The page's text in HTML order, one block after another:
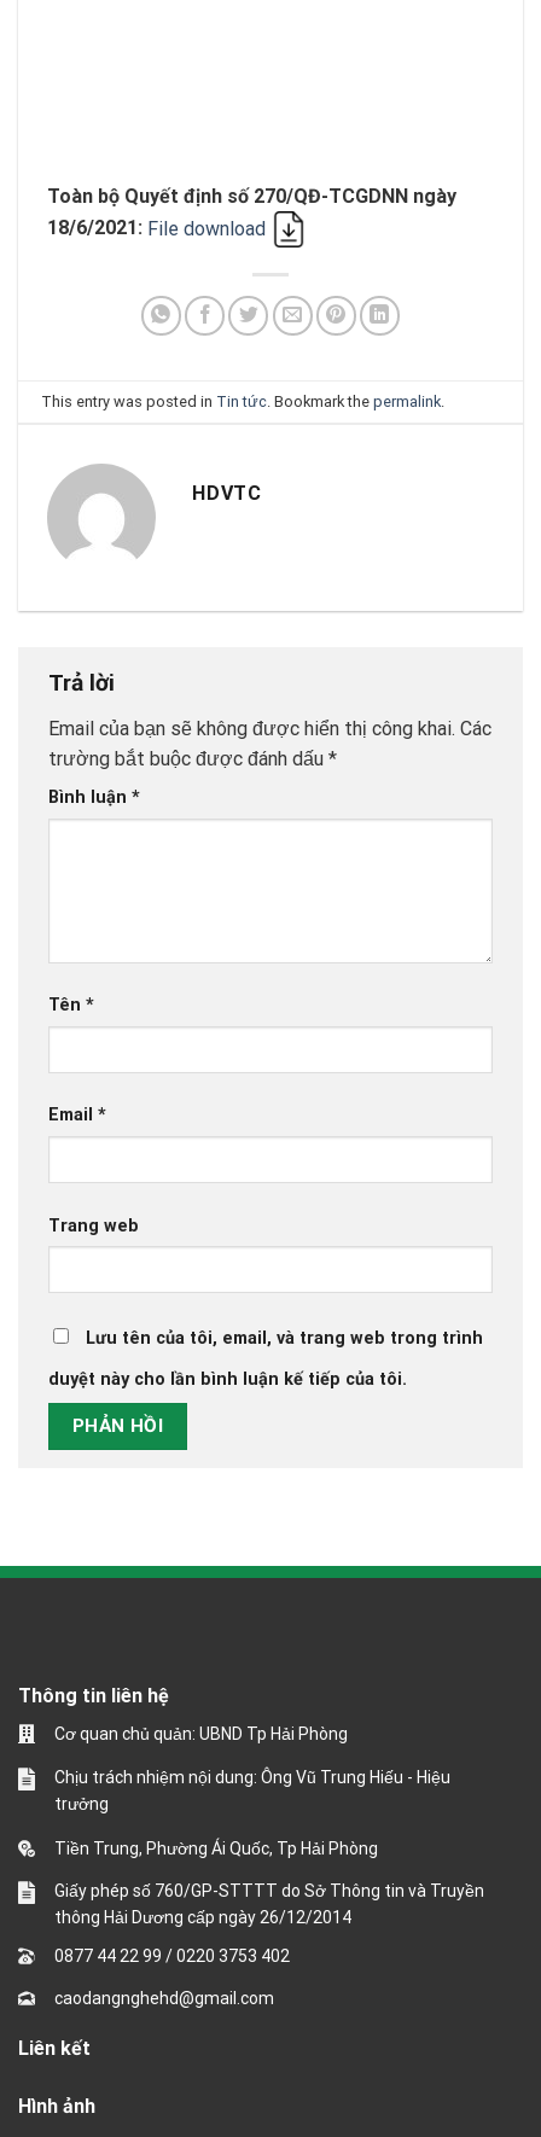
Toàn bộ Quyết định số 270/QĐ-TCGDNN ngày
18/6/2021: File download
This entry was posted in Tin tức . Bookmark thepermalink
HDVTC
Trả lời
Email của bạn sẽ không được hiển thị công khai. Các
trường bắt buộc được đánh dấu *
Bình luận *
Tên *
Email *
Trang web
Lưu tên của tôi, email, và trang web trong trình
duyệt này cho lần bình luận kế tiếp của tôi.
Thông tin liên hệ
Cơ quan chủ quản: UBND Tp Hải Phòng
Chịu trách nhiệm nội dung: Ông Vũ Trung Hiếu - Hiệu
trưởng
Tiền Trung, Phường Ái Quốc, Tp Hải Phòng
Giấy phép số 760/GP-STTTT do Sở Thông tin và Truyền
thông Hải Dương cấp ngày 26/12/2014
0877 44 22 99 /0220 3753 402
caodangnghehd@gmail.com
Liên kết
Hình ảnh